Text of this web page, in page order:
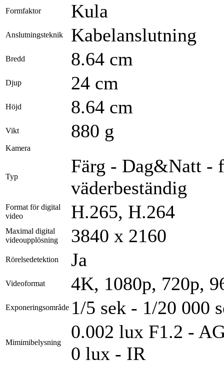
Formfaktor Kula
Anslutningsteknik Kabelanslutning
Bredd 8.64 cm
Djup 24 cm
Höjd 8.64 cm
Vikt 880 g
Kamera
Typ
Färg - Dag&Natt -
väderbeständig
Format för digital
video
H.265, H.264
Maximal digital
videoupplösning
3840 x 2160
Rörelsedetektion Ja
Videoformat 4K, 1080p, 720p,
Exponeringsområde 1/5 sek - 1/20 000
Mimimibelysning
0.002 lux F1.2 -
0 lux - IR